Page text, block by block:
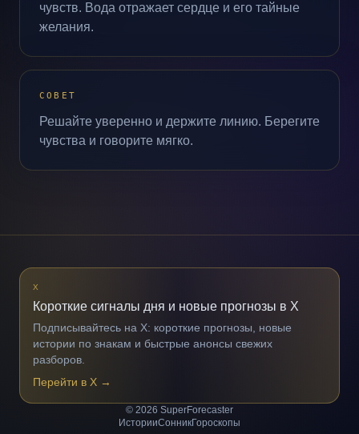
чувств. Вода отражает сердце и его тайные
желания.
СОВЕТ
Решайте уверенно и держите линию. Берегите
чувства и говорите мягко.
X
Короткие сигналы дня и новые прогнозы в X
Подписывайтесь на X: короткие прогнозы, новые
истории по знакам и быстрые анонсы свежих
разборов.
Перейти в X →
© 2026 SuperForecaster
ИсторииСонникГороскопы